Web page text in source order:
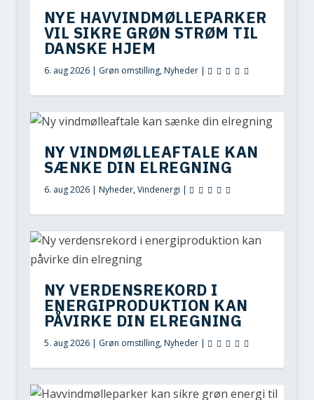
NYE HAVVINDMØLLEPARKER
VIL SIKRE GRØN STRØM TIL
DANSKE HJEM
6. aug 2026| Grøn omstilling,Nyheder|
NY VINDMØLLEAFTALE KAN
SÆNKE DIN ELREGNING
6. aug 2026| Nyheder,Vindenergi |
NY VERDENSREKORD I
ENERGIPRODUKTION KAN
PÅVIRKE DIN ELREGNING
5. aug 2026| Grøn omstilling,Nyheder|